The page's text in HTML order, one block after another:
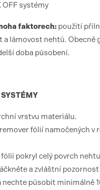
OFF systémy
faktorech: použití
a lámovost nehtů.
doba působení.
vrstvu materiálu.
fólií namočených
pokryl celý povrch
a zvláštní
nechte působit